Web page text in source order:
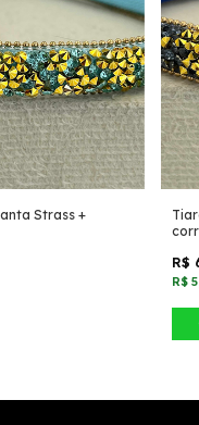
Strass +
R$
R$